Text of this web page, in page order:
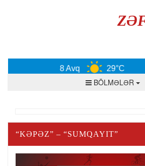
8 Avq 29°C
BÖLMƏLƏR
“KƏPƏZ” – “SUMQAYIT”